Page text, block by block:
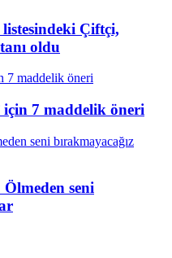
Çiftçi,
oldu
için 7 maddelik öneri
seni